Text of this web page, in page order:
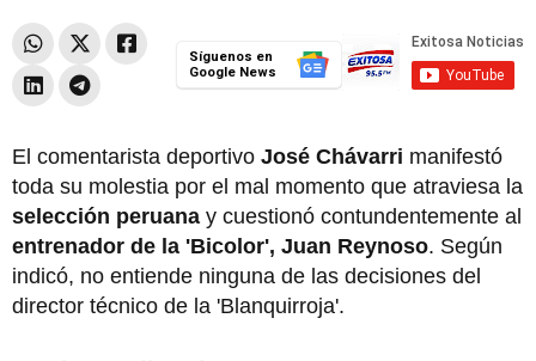
Síguenos en
Google News
El comentarista deportivo José Chávarri manifestó
toda su molestia por el mal momento que atraviesa la
selección peruana y cuestionó contundentemente al
entrenador de la 'Bicolor', Juan Reynoso. Según
indicó, no entiende ninguna de las decisiones del
director técnico de la 'Blanquirroja'.